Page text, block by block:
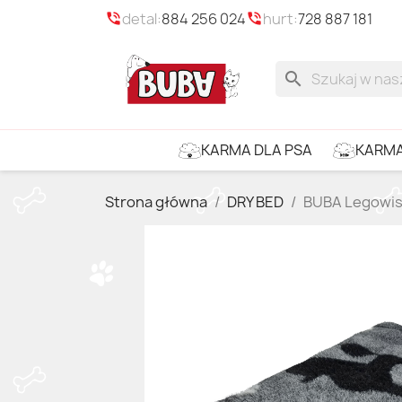
phone_in_talkdetal:884 256 024phone_in_talkhurt:728 887 181
search
KARMA DLA PSA
Strona główna DRY BED BUBA